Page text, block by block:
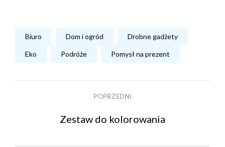
Biuro Dom i ogród Drobne gadżety
Eko Podróże Pomysł na prezent
POPRZEDNI
Zestaw do kolorowania